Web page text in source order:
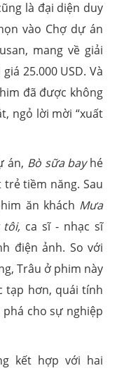
là đại diện duy
vào Chợ dự án
mang về giải
25.000 USD. Và
đã được không
ngỏ lời mời “xuất
án, Bò sữa bayhé
tiềm năng. Sau
ăn khách Mưa
tôi, ca sĩ - nhạc sĩ
điện ảnh. So với
Trâu ở phim này
tạp hơn, quái tính
cho sự nghiệp
kết hợp với hai